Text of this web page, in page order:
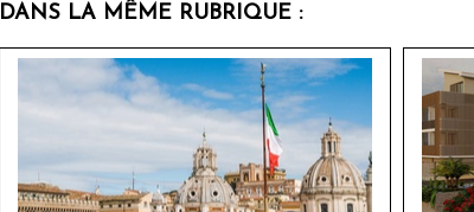
DANS LA MÊME RUBRIQUE :